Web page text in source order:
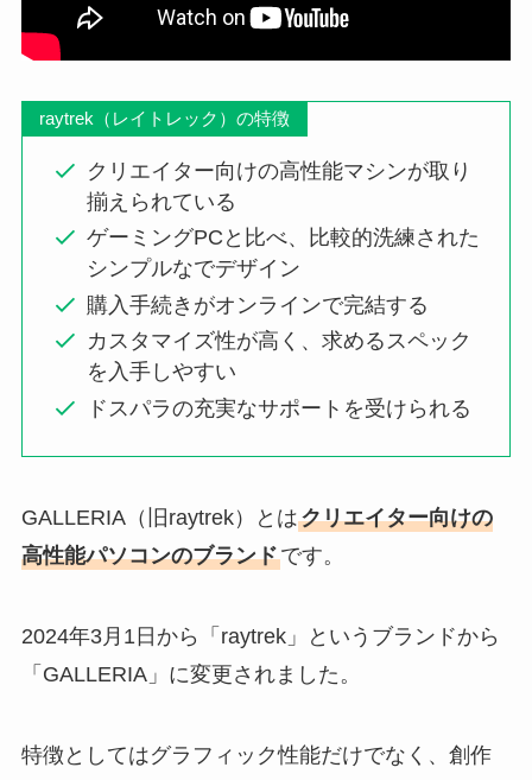
raytrek（レイトレック）の特徴
クリエイター向けの高性能マシンが取り
揃えられている
ゲーミングPCと比べ、比較的洗練された
シンプルなでデザイン
購入手続きがオンラインで完結する
カスタマイズ性が高く、求めるスペック
を入手しやすい
ドスパラの充実なサポートを受けられる
GALLERIA（旧raytrek）とはクリエイター向けの
高性能パソコンのブランドです。
2024年3月1日から「raytrek」というブランドから
「GALLERIA」に変更されました。
特徴としてはグラフィック性能だけでなく、創作